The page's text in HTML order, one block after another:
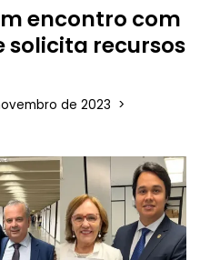
encontro com
solicita recursos
de 2023